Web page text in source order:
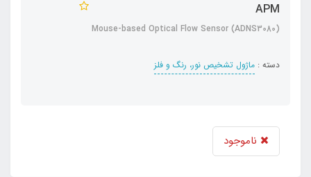
APM
Mouse-based Optical Flow Sensor (ADNS3080)
دسته : ماژول تشخیص نور، رنگ و فلز
ناموجود